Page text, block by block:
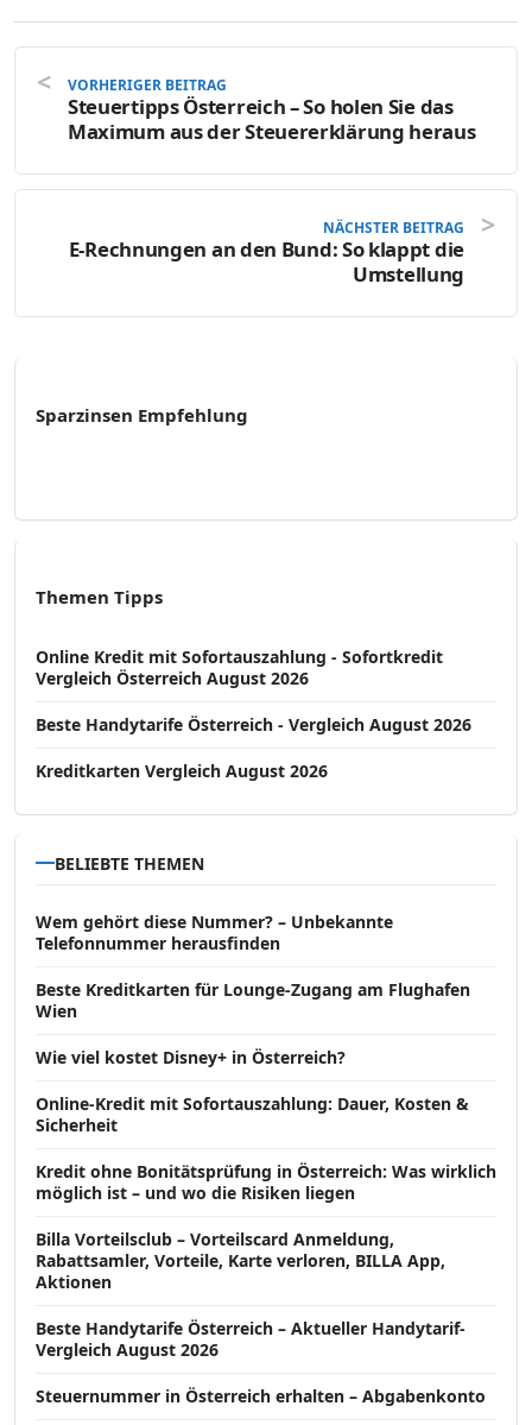
VORHERIGER BEITRAG
Steuertipps Österreich – So holen Sie das
Maximum aus der Steuererklärung heraus
NÄCHSTER BEITRAG
E-Rechnungen an den Bund: So klappt die
Umstellung
Sparzinsen Empfehlung
Themen Tipps
Online Kredit mit Sofortauszahlung - Sofortkredit
Vergleich Österreich August 2026
Beste Handytarife Österreich - Vergleich August 2026
Kreditkarten Vergleich August 2026
BELIEBTE THEMEN
Wem gehört diese Nummer? – Unbekannte
Telefonnummer herausfinden
Beste Kreditkarten für Lounge-Zugang am Flughafen
Wien
Wie viel kostet Disney+ in Österreich?
Online-Kredit mit Sofortauszahlung: Dauer, Kosten &
Sicherheit
Kredit ohne Bonitätsprüfung in Österreich: Was wirklich
möglich ist – und wo die Risiken liegen
Billa Vorteilsclub – Vorteilscard Anmeldung,
Rabattsamler, Vorteile, Karte verloren, BILLA App,
Aktionen
Beste Handytarife Österreich – Aktueller Handytarif-
Vergleich August 2026
Steuernummer in Österreich erhalten – Abgabenkonto